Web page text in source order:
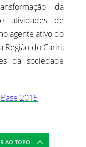
da
atividades de
agente ativo do
Região do Cariri,
da sociedade
2015
AO TOPO